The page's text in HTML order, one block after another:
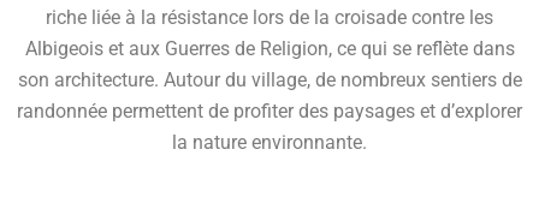
riche liée à la résistance lors de la croisade contre les
Albigeois et aux Guerres de Religion, ce qui se reflète dans
son architecture. Autour du village, de nombreux sentiers de
randonnée permettent de profiter des paysages et d’explorer
la nature environnante.